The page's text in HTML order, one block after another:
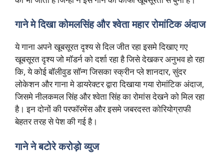
गाने मे दिखा कोमलसिंह और श्वेता महार रोमांटिक अंदाज
ये गाना अपने खूबसूरत दृश्य से दिल जीत रहा इसमे दिखाए गए
खूबसूरत दृश्य जो मॉडर्न को दर्शा रहा है जिसे देखकर अनुभव हो रहा
कि, ये कोई बॉलीवुड सॉन्ग जिसका स्क्रीन प्ले शानदार, सुंदर
लोकेशन और गाना मे डायरेक्टर द्वारा दिखाया गया रोमांटिक अंदाज,
जिसमे नीलकमल सिंह और श्वेता सिंह का रोमांस देखने को मिल रहा
है। इन दोनों की परफॉरमेंस और इसमे जबरदस्त कोरियोग्राफी
बेहतर तरह से पेश की गई है।
गाने ने बटोरे करोड़ो व्युज